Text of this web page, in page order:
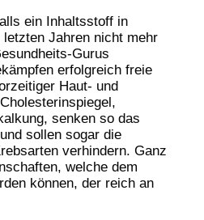
ein Inhaltsstoff in
Jahren nicht mehr
Gurus
erfolgreich freie
Haut- und
senken so das
sollen sogar die
verhindern. Ganz
welche dem
können, der reich an